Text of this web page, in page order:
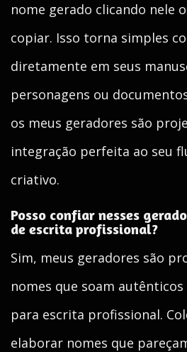
nome gerado clicando nele
copiar. Isso torna simples
diretamente em seus
personagens ou
os meus geradores são
integração perfeita ao seu
criativo.
Posso confiar nesses
de escrita profissional?
Sim, meus geradores são
nomes que soam autênticos
para escrita profissional.
elaborar nomes que